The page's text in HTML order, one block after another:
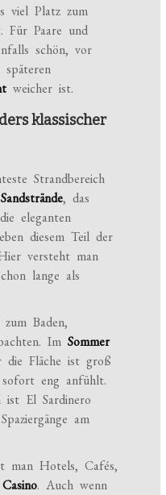
viel Platz zum
Für Paare und
schön, vor
weicher ist.
klassischer
Strandbereich
Sandstrände, das
eleganten
diesem Teil der
versteht man
lange als
Baden,
ImSommer
die Fläche ist groß
eng anfühlt.
ist El Sardinero
am
man Hotels, Cafés,
. Auch wenn